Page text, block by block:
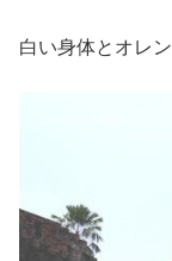
白い身体とオレ